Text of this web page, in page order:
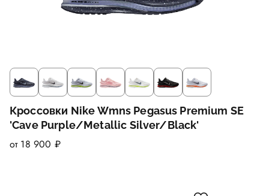
Кроссовки Nike Wmns Pegasus Premium SE
'Cave Purple/Metallic Silver/Black'
от 18 900 ₽